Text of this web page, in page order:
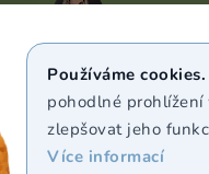
Používáme cookies.
pohodlné
zlepšovat jeho
Více informací
WhatsApp